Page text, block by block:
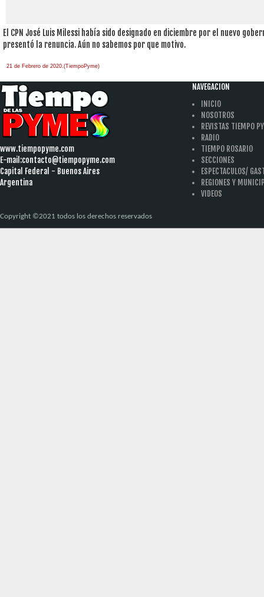
El CPN José Luis Milessi había sido designado en diciembre por el nuevo
presentó la renuncia. Aún no sabemos por que motivo.
21 de Febrero de 2020.(TiempoPyme)
www.tiempopyme.com
E-mail:contacto@tiempopyme.com
Capital Federal - Buenos Aires
Argentina
NAVEGACION
INICIO
NOSOTROS
REVISTAS TIEMPO
RADIO
TIEMPO ROSARIO
SECCIONES
ESPECTACULOS/
REGIONES Y
VIDEOS
Copyright ©2021 todos los derechos reservados